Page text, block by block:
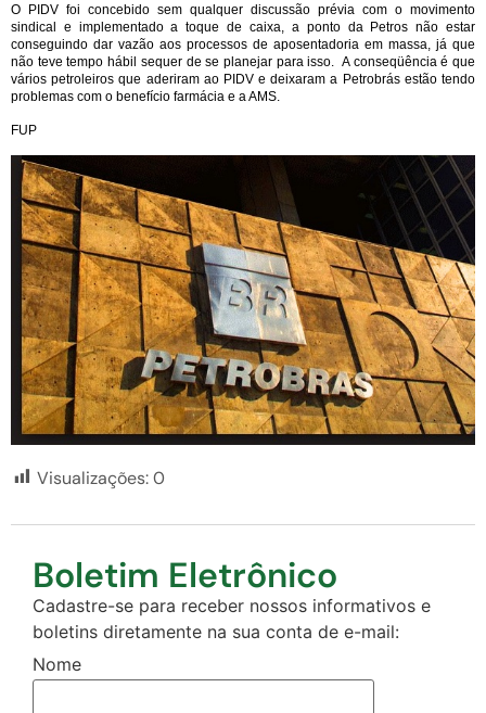
O PIDV foi concebido sem qualquer discussão prévia com o movimento
sindical e implementado a toque de caixa, a ponto da Petros não estar
conseguindo dar vazão aos processos de aposentadoria em massa, já que
não teve tempo hábil sequer de se planejar para isso. A conseqüência é que
vários petroleiros que aderiram ao PIDV e deixaram a Petrobrás estão tendo
problemas com o benefício farmácia e a AMS.
FUP
Visualizações:0
Boletim Eletrônico
Cadastre-se para receber nossos informativos e
boletins diretamente na sua conta de e-mail:
Nome